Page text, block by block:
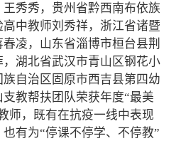
秀秀，贵州省黔西南布依族
中教师刘秀祥，浙江省诸暨
凌，山东省淄博市桓台县荆
湖北省武汉市青山区钢花小
自治区固原市西吉县第四幼
教帮扶团队荣获年度“最美
师，既有在抗疫一线中表现
有为“停课不停学、不停教”